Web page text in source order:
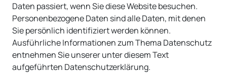
Daten passiert, wenn Sie diese Website besuchen.
Personenbezogene Daten sind alle Daten, mit denen
Sie persönlich identifiziert werden können.
Ausführliche Informationen zum Thema Datenschutz
entnehmen Sie unserer unter diesem Text
aufgeführten Datenschutzerklärung.